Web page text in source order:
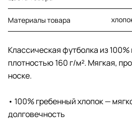
Материалы товара
Классическая футболка из 100%
плотностью 160 г/м². Мягкая,
носке.
• 100% гребенный хлопок —
долговечность